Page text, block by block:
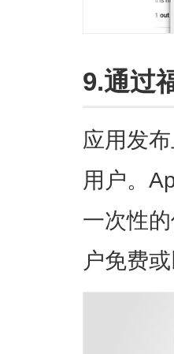
9.通过
应用发
用户。
一次性
户免费